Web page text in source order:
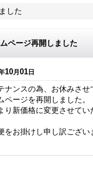
した
ページ再開しました
10月01日
ナンスの為、お休みさせ
ページを再開しました。
り新価格に変更させてい
をお掛けし申し訳ござい